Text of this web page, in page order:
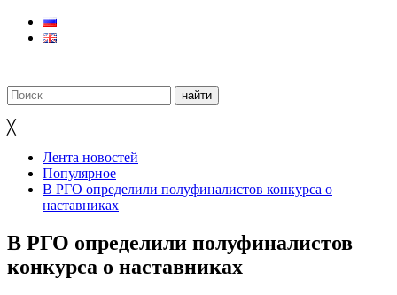
╳
Лента новостей
Популярное
В РГО определили полуфиналистов конкурса о
наставниках
В РГО определили полуфиналистов
конкурса о наставниках